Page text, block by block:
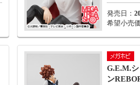
発売日：
希望小売
G.E.M.
ン